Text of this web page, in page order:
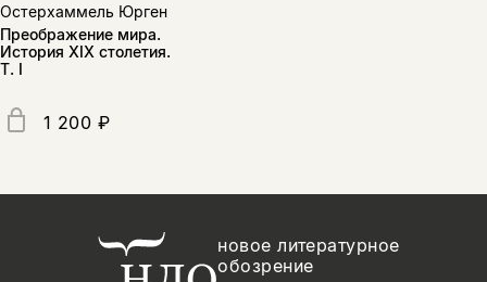
Остерхаммель Юрген
Преображение мира.
История XIX столетия.
Т. I
1 200 ₽
новое литературное
обозрение